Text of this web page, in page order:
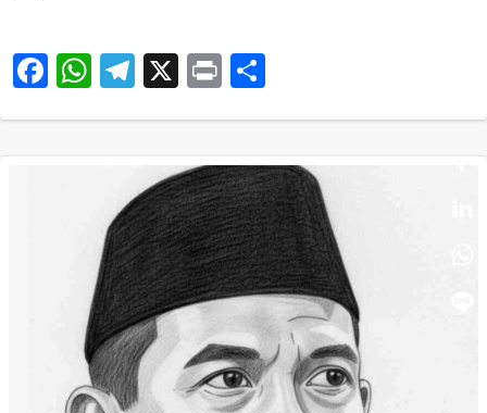
Facebook
WhatsApp
Telegram
X Print